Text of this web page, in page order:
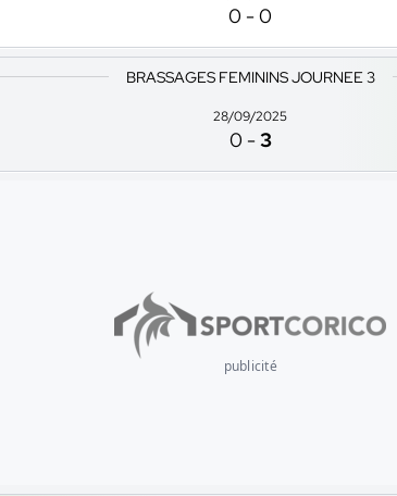
0 -0
BRASSAGES FEMININS JOURNEE 3
28/09/2025
0 -3
publicité